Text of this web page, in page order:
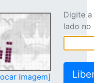
imagem]
Digite
lado no